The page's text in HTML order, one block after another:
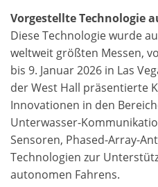
Vorgestellte Technologie
Diese Technologie wurde
weltweit größten Messen,
bis 9. Januar 2026 in Las
der West Hall präsentierte
Innovationen in den
Unterwasser-
Sensoren, Phased-Array-
Technologien zur
autonomen Fahrens.